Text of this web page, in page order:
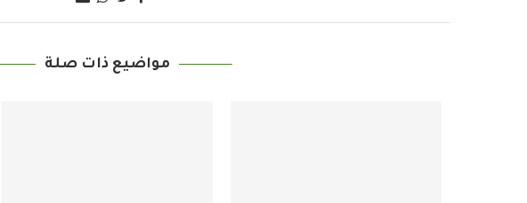
مواضيع ذات صلة